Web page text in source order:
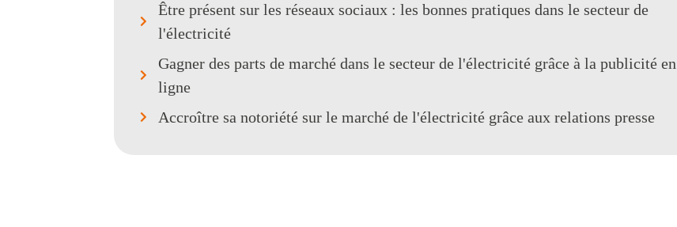
Être présent sur les réseaux sociaux : les bonnes pratiques dans le secteur de
l'électricité
Gagner des parts de marché dans le secteur de l'électricité grâce à la publicité en
ligne
Accroître sa notoriété sur le marché de l'électricité grâce aux relations presse